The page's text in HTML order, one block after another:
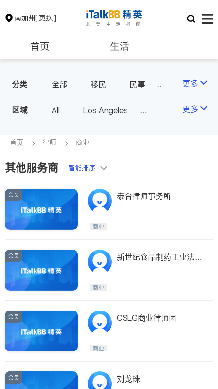
南加州[ 更换 ]
首页 生活
保险理财 房地产租售
银行贷款
建筑装修
非盈利组织
分类 全部 移民
民事
商业
律师-其它
更多
区域 All
Los Angeles
Alhambra & San Gabriel
Diamond Bar & Covina
Rowland Heights & Hacienda H
ties
Inyo & San Bernardino
Riverside
Santa Barbara & Monterey
更多
首页 律师 商业
其他服务商 智能排序
会员 泰合律师事务所
商业
会员
新世纪食品制药工业法令
商业
会员 CSLG商业律师团
商业
会员 刘龙珠